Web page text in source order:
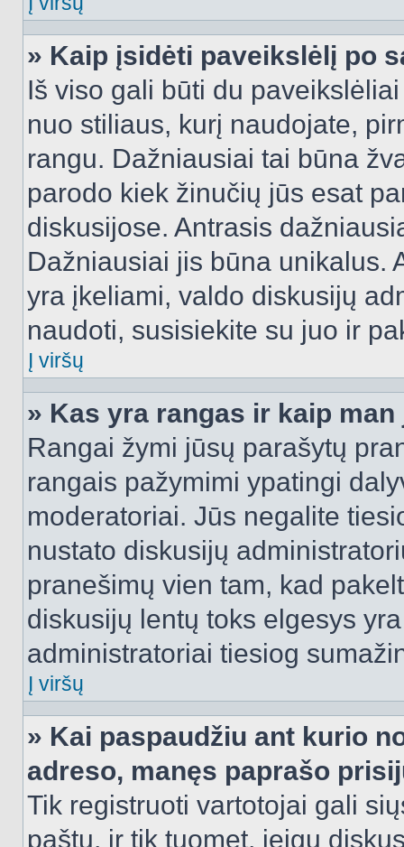
» Kaip įsidėti paveikslėlį po
Iš viso gali būti du
nuo stiliaus, kurį naudojate,
rangu. Dažniausiai tai būna
parodo kiek žinučių jūs esat
diskusijose. Antrasis
Dažniausiai jis būna unikalus.
yra įkeliami, valdo diskusijų
naudoti, susisiekite su juo ir
Į viršų
» Kas yra rangas ir kaip
Rangai žymi jūsų parašytų
rangais pažymimi ypatingi
moderatoriai. Jūs negalite
nustato diskusijų
pranešimų vien tam, kad
diskusijų lentų toks elgesys
administratoriai tiesiog
Į viršų
» Kai paspaudžiu ant kurio
adreso, manęs paprašo
Tik registruoti vartotojai gali
paštu, ir tik tuomet, jeigu